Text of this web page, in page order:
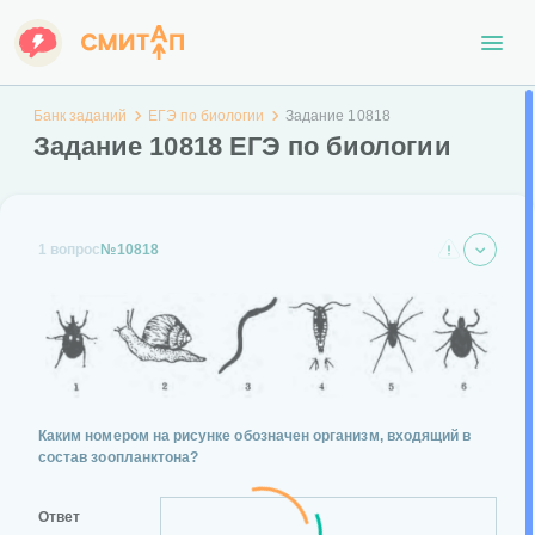
Банк заданий ЕГЭ по биологии Задание 10818
Задание 10818 ЕГЭ по биологии
1 вопрос №10818
Каким номером на рисунке обозначен организм, входящий в
состав зоопланктона?
Ответ